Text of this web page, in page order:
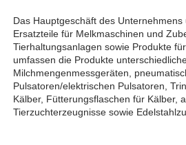
Das Hauptgeschäft des
Ersatzteile für Melkmaschinen und
Tierhaltungsanlagen sowie Produkte
umfassen die Produkte
Milchmengenmessgeräten,
Pulsatoren/elektrischen Pulsatoren,
Kälber, Fütterungsflaschen für Kälber,
Tierzuchterzeugnisse sowie